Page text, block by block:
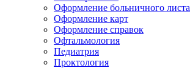
Оформление больничного листа
Оформление карт
Оформление справок
Офтальмология
Педиатрия
Проктология